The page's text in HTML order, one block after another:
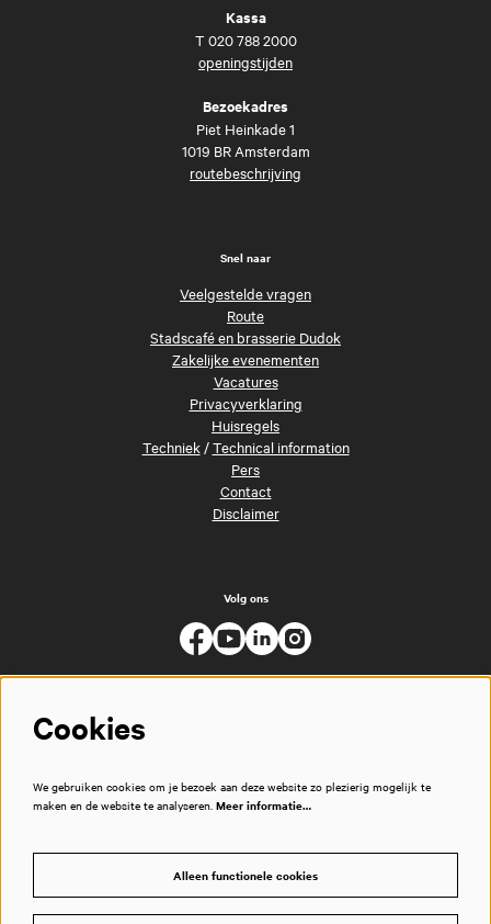
Kassa
T 020 788 2000
openingstijden
Bezoekadres
Piet Heinkade 1
1019 BR Amsterdam
routebeschrijving
Snel naar
Veelgestelde vragen
Route
Stadscafé en brasserie Dudok
Zakelijke evenementen
Vacatures
Privacyverklaring
Huisregels
Techniek/Technical information
Pers
Contact
Disclaimer
Volg ons
Cookies
We gebruiken cookies om je bezoek aan deze website zo plezierig mogelijk te
maken en de website te analyseren. Meer informatie…
Alleen functionele cookies